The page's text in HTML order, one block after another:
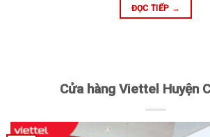
ĐỌC TIẾP →
Cửa hàng Viettel Huyện